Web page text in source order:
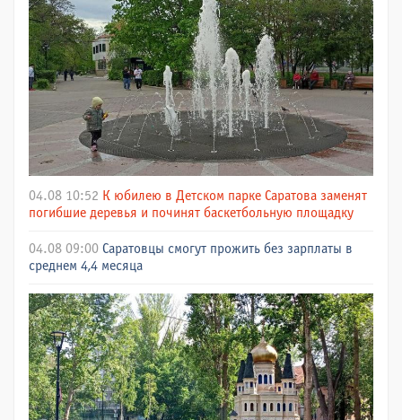
04.08 10:52 К юбилею в Детском парке Саратова заменят
погибшие деревья и починят баскетбольную площадку
04.08 09:00 Саратовцы смогут прожить без зарплаты в
среднем 4,4 месяца